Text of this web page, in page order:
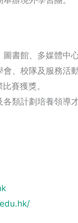
書館、多媒體中
會、校隊及服務活動
賽獲獎。
各類計劃培養領導才